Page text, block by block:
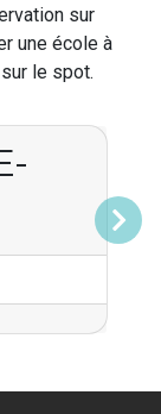
sur
une école à
le spot.
Suivant